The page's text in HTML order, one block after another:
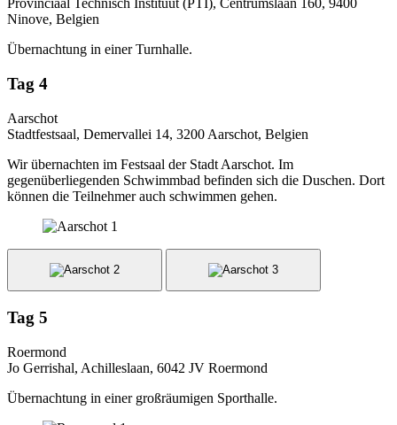
Provinciaal Technisch Instituut (PTI), Centrumslaan 160, 9400
Ninove, Belgien
Übernachtung in einer Turnhalle.
Tag 4
Aarschot
Stadtfestsaal, Demervallei 14, 3200 Aarschot, Belgien
Wir übernachten im Festsaal der Stadt Aarschot. Im
gegenüberliegenden Schwimmbad befinden sich die Duschen. Dort
können die Teilnehmer auch schwimmen gehen.
Tag 5
Roermond
Jo Gerrishal, Achilleslaan, 6042 JV Roermond
Übernachtung in einer großräumigen Sporthalle.